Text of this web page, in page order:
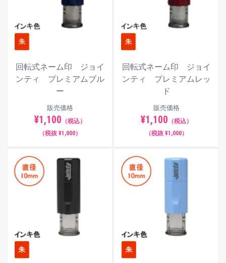
角ゴシック体
丸ゴシック体
毛筆体
回転式ネーム印 ジョイ
ンティ プレミアムブル
ー
販売価格
¥1,100 （税込）
（税抜 ¥1,000）
回転式ネーム印 ジョイ
ンティ プレミアムレッ
ド
販売価格
¥1,100 （税込）
（税抜 ¥1,000）